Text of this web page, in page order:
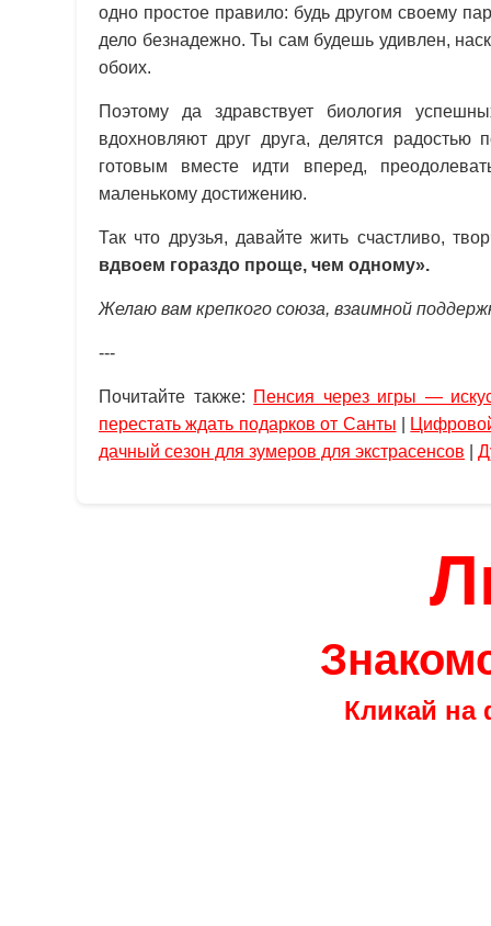
одно простое правило: будь другом своему
дело безнадежно. Ты сам будешь удивлен,
обоих.
Поэтому да здравствует биология
вдохновляют друг друга, делятся
готовым вместе идти вперед,
маленькому достижению.
Так что друзья, давайте жить счастливо,
вдвоем гораздо проще, чем одному».
Желаю вам крепкого союза, взаимной
---
Почитайте также: Пенсия через игры —
перестать ждать подарков от Санты
дачный сезон для зумеров для экстрасенсов
Кликай на